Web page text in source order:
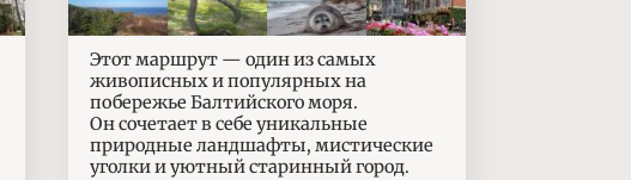
Этот маршрут — один из самых
живописных и популярных на
побережье Балтийского моря.
Он сочетает в себе уникальные
природные ландшафты, мистические
уголки и уютный старинный город.